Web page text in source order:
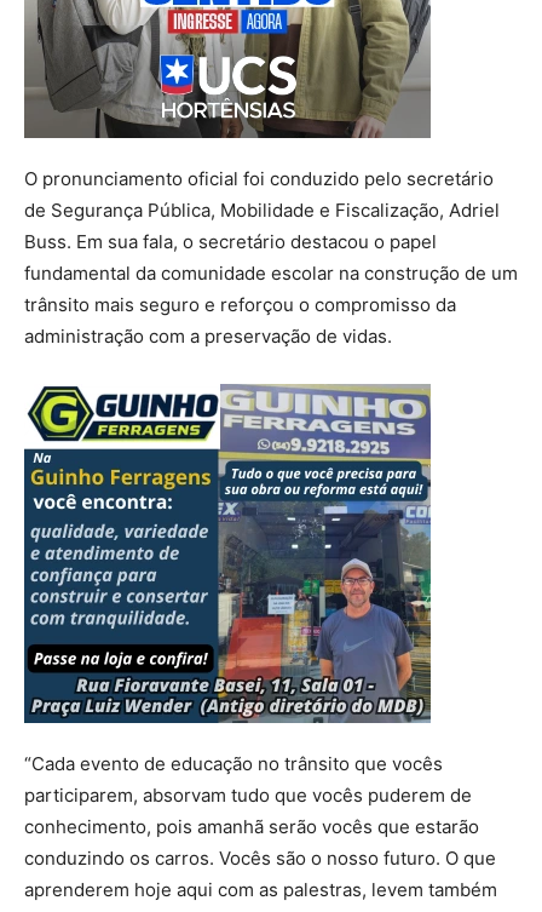
O pronunciamento oficial foi conduzido pelo secretário
de Segurança Pública, Mobilidade e Fiscalização, Adriel
Buss. Em sua fala, o secretário destacou o papel
fundamental da comunidade escolar na construção de um
trânsito mais seguro e reforçou o compromisso da
administração com a preservação de vidas.
“Cada evento de educação no trânsito que vocês
participarem, absorvam tudo que vocês puderem de
conhecimento, pois amanhã serão vocês que estarão
conduzindo os carros. Vocês são o nosso futuro. O que
aprenderem hoje aqui com as palestras, levem também